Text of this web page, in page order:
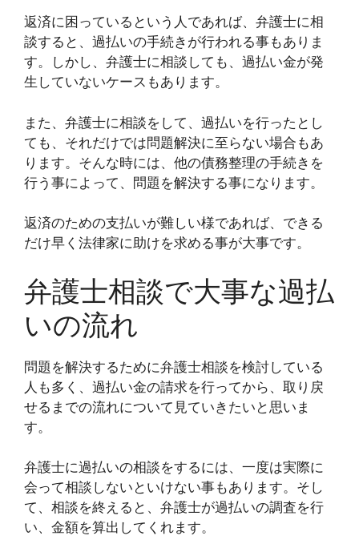
返済に困っているという人であれば、弁護士に相
談すると、過払いの手続きが行われる事もありま
す。しかし、弁護士に相談しても、過払い金が発
生していないケースもあります。
また、弁護士に相談をして、過払いを行ったとし
ても、それだけでは問題解決に至らない場合もあ
ります。そんな時には、他の債務整理の手続きを
行う事によって、問題を解決する事になります。
返済のための支払いが難しい様であれば、できる
だけ早く法律家に助けを求める事が大事です。
弁護士相談で大事な過払
いの流れ
問題を解決するために弁護士相談を検討している
人も多く、過払い金の請求を行ってから、取り戻
せるまでの流れについて見ていきたいと思いま
す。
弁護士に過払いの相談をするには、一度は実際に
会って相談しないといけない事もあります。そし
て、相談を終えると、弁護士が過払いの調査を行
い、金額を算出してくれます。